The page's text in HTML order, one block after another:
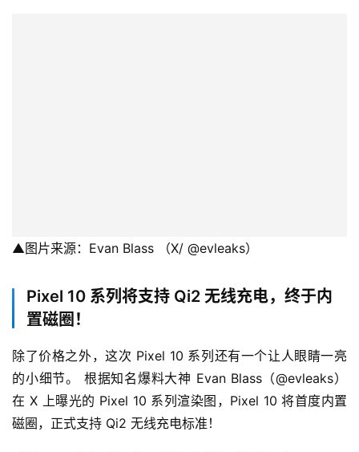
▲图片来源：Evan Blass （X/ @evleaks）
Pixel 10 系列将支持 Qi2 无线充电，终于内
置磁圈！
除了价格之外，这次 Pixel 10 系列还有一个让人眼睛一亮
的小细节。 根据知名爆料大神 Evan Blass（@evleaks）
在 X 上曝光的 Pixel 10 系列渲染图，Pixel 10 将首度内置
磁圈，正式支持 Qi2 无线充电标准！